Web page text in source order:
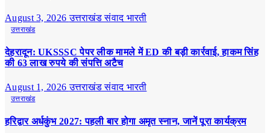
August 3, 2026उत्तराखंड संवाद भारती
उत्तराखंड
देहरादून: UKSSSC पेपर लीक मामले में ED की बड़ी कार्रवाई, हाकम सिंह
की 63 लाख रुपये की संपत्ति अटैच
August 1, 2026उत्तराखंड संवाद भारती
उत्तराखंड
हरिद्वार अर्धकुंभ 2027: पहली बार होगा अमृत स्नान, जानें पूरा कार्यक्रम